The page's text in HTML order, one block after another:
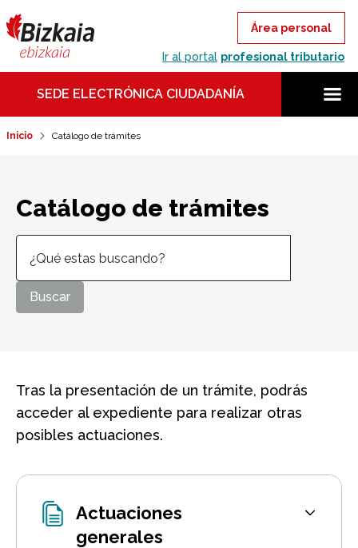
SEDE ELECTRÓNICA CIUDADANÍA
Ir al portal profesional tributario
Área personal
Inicio Catálogo de trámites
Catálogo de trámites
Buscar
Tras la presentación de un trámite, podrás
acceder al expediente para realizar otras
posibles actuaciones.
Actuaciones
generales